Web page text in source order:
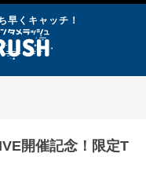
早くキャッチ！
開催記念！限定T